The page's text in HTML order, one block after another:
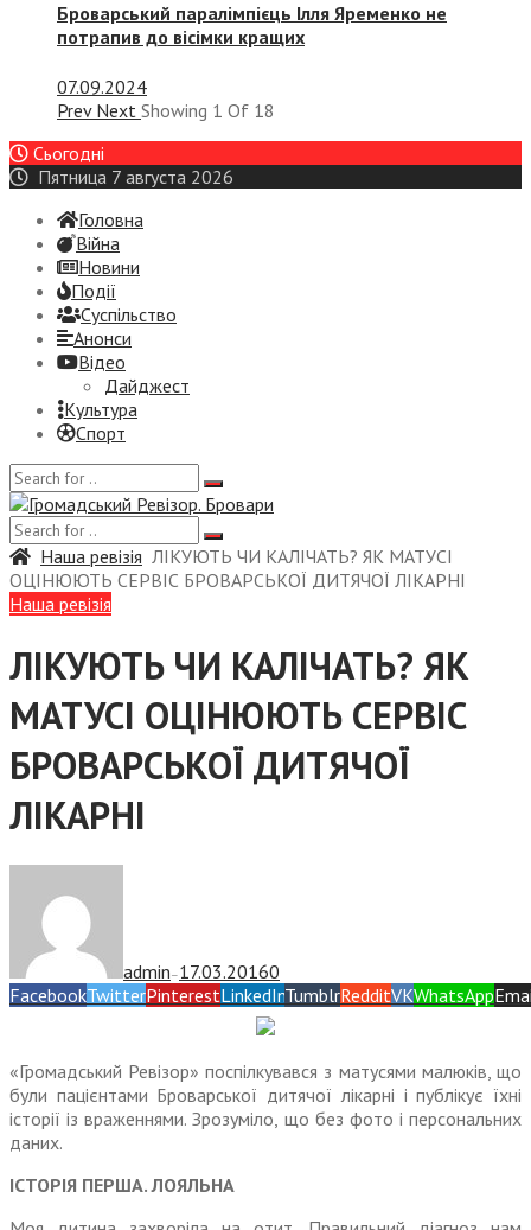
Броварський паралімпієць Ілля Яременко не
потрапив до вісімки кращих
07.09.2024
Prev Next Showing 1 Of 18
Сьогодні
Пятница 7 августа 2026
Головна
Війна
Новини
Події
Суспiльство
Анонси
Відео
Дайджест
Культура
Спорт
Наша ревізія ЛІКУЮТЬ ЧИ КАЛІЧАТЬ? ЯК МАТУСІ
ОЦІНЮЮТЬ СЕРВІС БРОВАРСЬКОЇ ДИТЯЧОЇ ЛІКАРНІ
Наша ревізія
ЛІКУЮТЬ ЧИ КАЛІЧАТЬ? ЯК
МАТУСІ ОЦІНЮЮТЬ СЕРВІС
БРОВАРСЬКОЇ ДИТЯЧОЇ
ЛІКАРНІ
admin — 17.03.20160
FacebookTwitterPinterestLinkedInTumblrRedditVKWhatsApp
«Громадський Ревізор» поспілкувався з матусями малюків, що
були пацієнтами Броварської дитячої лікарні і публікує їхні
історії із враженнями. Зрозуміло, що без фото і персональних
даних.
ІСТОРІЯ ПЕРША. ЛОЯЛЬНА